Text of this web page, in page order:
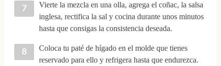
Vierte la mezcla en una olla, agrega el coñac, la salsa
inglesa, rectifica la sal y cocina durante unos minutos
hasta que consigas la consistencia deseada.
Coloca tu paté de hígado en el molde que tienes
reservado para ello y refrigera hasta que endurezca.